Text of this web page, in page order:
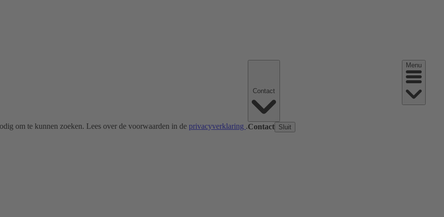
om te kunnen zoeken. Lees over de voorwaarden in de privacyverklaring .Contact Sluit
Menu